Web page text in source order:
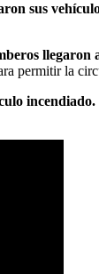
sus
llegaron
permitir la
incendiado.